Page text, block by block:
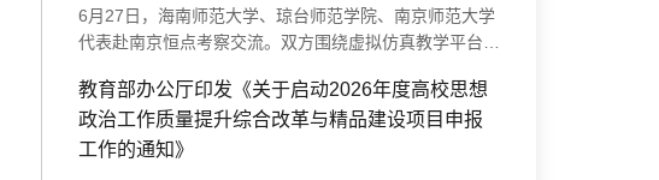
6月27日，海南师范大学、琼台师范学院、南京师范大学
代表赴南京恒点考察交流。双方围绕虚拟仿真教学平台、
展示AI空间智能赋能实验中心建设方案、裸眼3D虚仿系
统及课程编辑器实操，并结合典型案例分享实践成果。此
次交流促进了校企协同，助力高校科学教育数字化转型与
教育部办公厅印发《关于启动2026年度高校思想
政治工作质量提升综合改革与精品建设项目申报
工作的通知》